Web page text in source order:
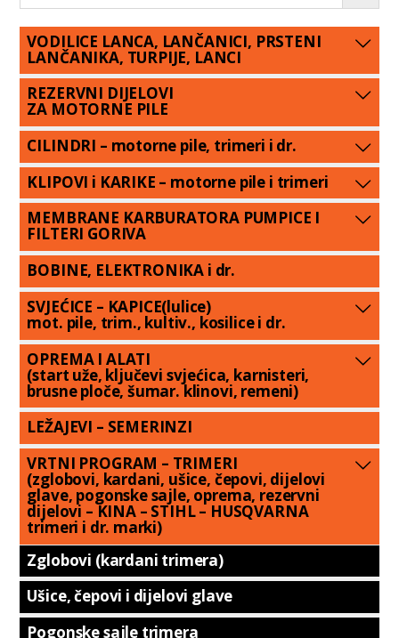
VODILICE LANCA, LANČANICI, PRSTENI
LANČANIKA, TURPIJE, LANCI
REZERVNI DIJELOVI
ZA MOTORNE PILE
CILINDRI – motorne pile, trimeri i dr.
KLIPOVI i KARIKE – motorne pile i trimeri
MEMBRANE KARBURATORA PUMPICE I
FILTERI GORIVA
BOBINE, ELEKTRONIKA i dr.
SVJEĆICE – KAPICE(lulice)
mot. pile, trim., kultiv., kosilice i dr.
OPREMA I ALATI
(start uže, ključevi svjećica, karnisteri,
brusne ploče, šumar. klinovi, remeni)
LEŽAJEVI – SEMERINZI
VRTNI PROGRAM – TRIMERI
(zglobovi, kardani, ušice, čepovi, dijelovi
glave, pogonske sajle, oprema, rezervni
dijelovi – KINA – STIHL – HUSQVARNA
trimeri i dr. marki)
Zglobovi (kardani trimera)
Ušice, čepovi i dijelovi glave
Pogonske sajle trimera